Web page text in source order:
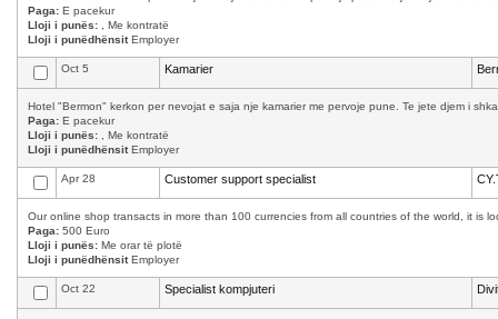
Paga: E pacekur
Lloji i punës: , Me kontratë
Lloji i punëdhënsitEmployer
Oct 5 Kamarier
Hotel "Bermon" kerkon per nevojat e saja nje kamarier me pervoje pune. Te jete djem i
Paga: E pacekur
Lloji i punës: , Me kontratë
Lloji i punëdhënsitEmployer
Apr 28 Customer support specialist
Our online shop transacts in more than 100 currencies from all countries of the world, it is
Paga: 500 Euro
Lloji i punës: Me orar të plotë
Lloji i punëdhënsitEmployer
Oct 22 Specialist kompjuteri